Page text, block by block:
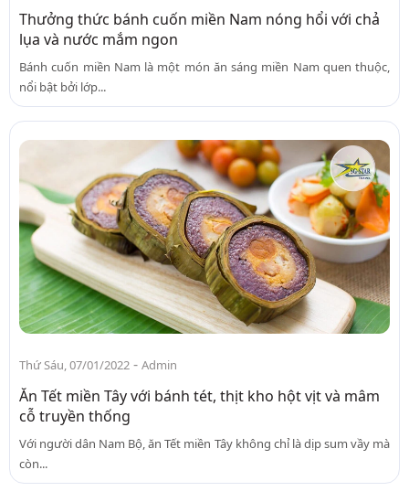
Thưởng thức bánh cuốn miền Nam nóng hổi với chả
lụa và nước mắm ngon
Bánh cuốn miền Nam là một món ăn sáng miền Nam quen thuộc,
nổi bật bởi lớp...
Thứ Sáu, 07/01/2022 - Admin
Ăn Tết miền Tây với bánh tét, thịt kho hột vịt và mâm
cỗ truyền thống
Với người dân Nam Bộ, ăn Tết miền Tây không chỉ là dịp sum vầy mà
còn...